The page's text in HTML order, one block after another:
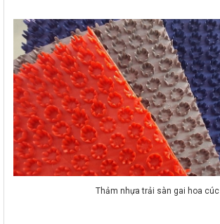
Thảm nhựa trải sàn gai hoa cúc